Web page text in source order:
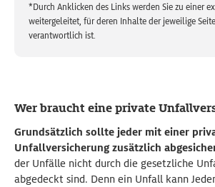
*Durch Anklicken des Links werden Sie zu einer
weitergeleitet, für deren Inhalte der jeweilige
verantwortlich ist.
Wer braucht eine private
Grundsätzlich sollte jeder mit einer
Unfallversicherung zusätzlich
der Unfälle nicht durch die gesetzliche
abgedeckt sind. Denn ein Unfall kann